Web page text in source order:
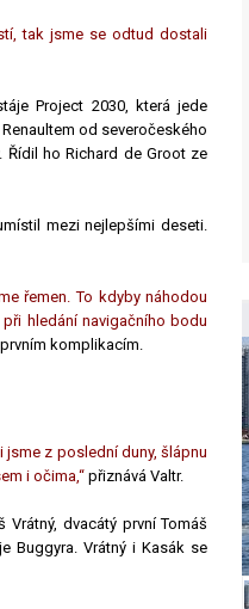
tak jsme se odtud dostali
Project 2030, která jede
od severočeského
Řídil ho Richard de Groot ze
mezi nejlepšími deseti.
řemen. To kdyby náhodou
hledání navigačního bodu
komplikacím.
z poslední duny, šlápnu
i očima,“ přiznává Valtr.
dvacátý první Tomáš
Buggyra. Vrátný i Kasák se